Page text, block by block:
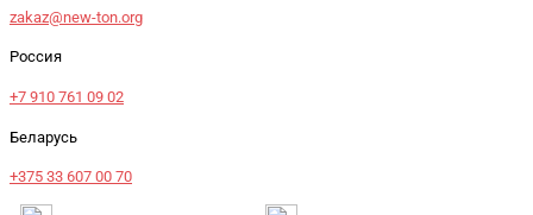
zakaz@new-ton.org
Россия
+7 910 761 09 02
Беларусь
+375 33 607 00 70